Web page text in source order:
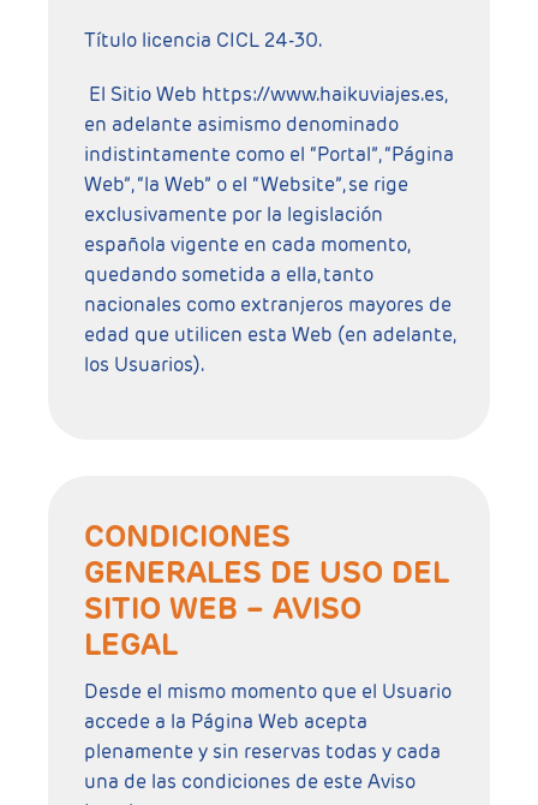
Título licencia CICL 24-30.
El Sitio Web https://www.haikuviajes.es,
en adelante asimismo denominado
indistintamente como el “Portal”, “Página
Web”, “la Web” o el “Website”, se rige
exclusivamente por la legislación
española vigente en cada momento,
quedando sometida a ella, tanto
nacionales como extranjeros mayores de
edad que utilicen esta Web (en adelante,
los Usuarios).
CONDICIONES
GENERALES DE USO DEL
SITIO WEB – AVISO
LEGAL
Desde el mismo momento que el Usuario
accede a la Página Web acepta
plenamente y sin reservas todas y cada
una de las condiciones de este Aviso